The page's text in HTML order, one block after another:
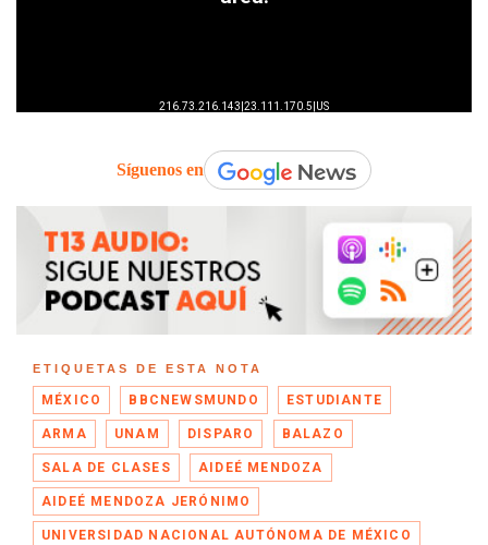
Síguenos en
ETIQUETAS DE ESTA NOTA
MÉXICO BBCNEWSMUNDO ESTUDIANTE
ARMA UNAM DISPARO BALAZO
SALA DE CLASES AIDEÉ MENDOZA
AIDEÉ MENDOZA JERÓNIMO
UNIVERSIDAD NACIONAL AUTÓNOMA DE MÉXICO